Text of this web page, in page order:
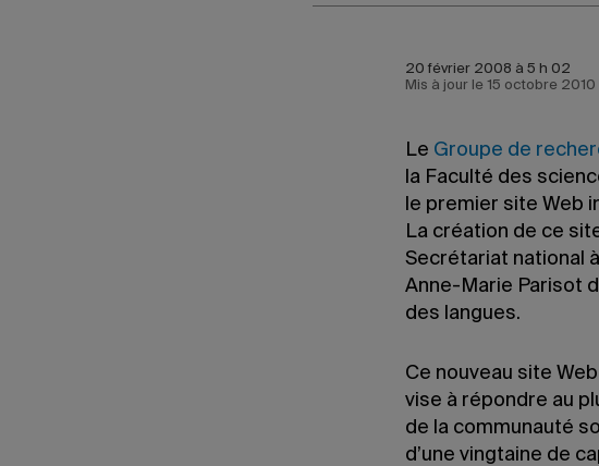
20 février 2008 à 5 h 02
Mis à jour le 15 octobre 2010
Le Groupe de
la Faculté des
le premier site Web
La création de ce
Secrétariat national
Anne-Marie Parisot
des langues.
Ce nouveau site
vise à répondre au
de la communauté
d’une vingtaine de